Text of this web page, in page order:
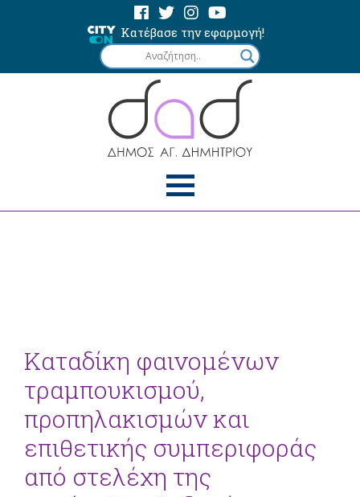
Κατέβασε την εφαρμογή!
Καταδίκη φαινομένων
τραμπουκισμού,
προπηλακισμών και
επιθετικής συμπεριφοράς
από στελέχη της